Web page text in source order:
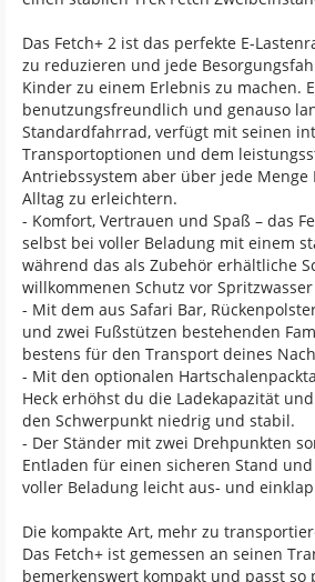
Das Fetch+ 2 ist das perfekte E-
zu reduzieren und jede
Kinder zu einem Erlebnis zu machen.
benutzungsfreundlich und genauso
Standardfahrrad, verfügt mit seinen
Transportoptionen und dem
Antriebssystem aber über jede Menge
Alltag zu erleichtern.
- Komfort, Vertrauen und Spaß – das
selbst bei voller Beladung mit einem
während das als Zubehör erhältliche
willkommenen Schutz vor
- Mit dem aus Safari Bar,
und zwei Fußstützen bestehenden
bestens für den Transport deines
- Mit den optionalen
Heck erhöhst du die Ladekapazität
den Schwerpunkt niedrig und stabil.
- Der Ständer mit zwei Drehpunkten
Entladen für einen sicheren Stand
voller Beladung leicht aus- und
Die kompakte Art, mehr zu
Das Fetch+ ist gemessen an seinen
bemerkenswert kompakt und passt so